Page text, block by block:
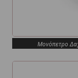
Μονόπετρο